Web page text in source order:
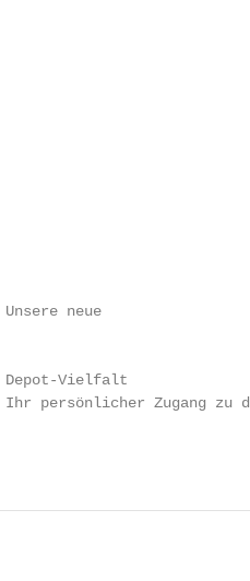
Unsere neue
Vielfalt
persönlicher Zugang zu